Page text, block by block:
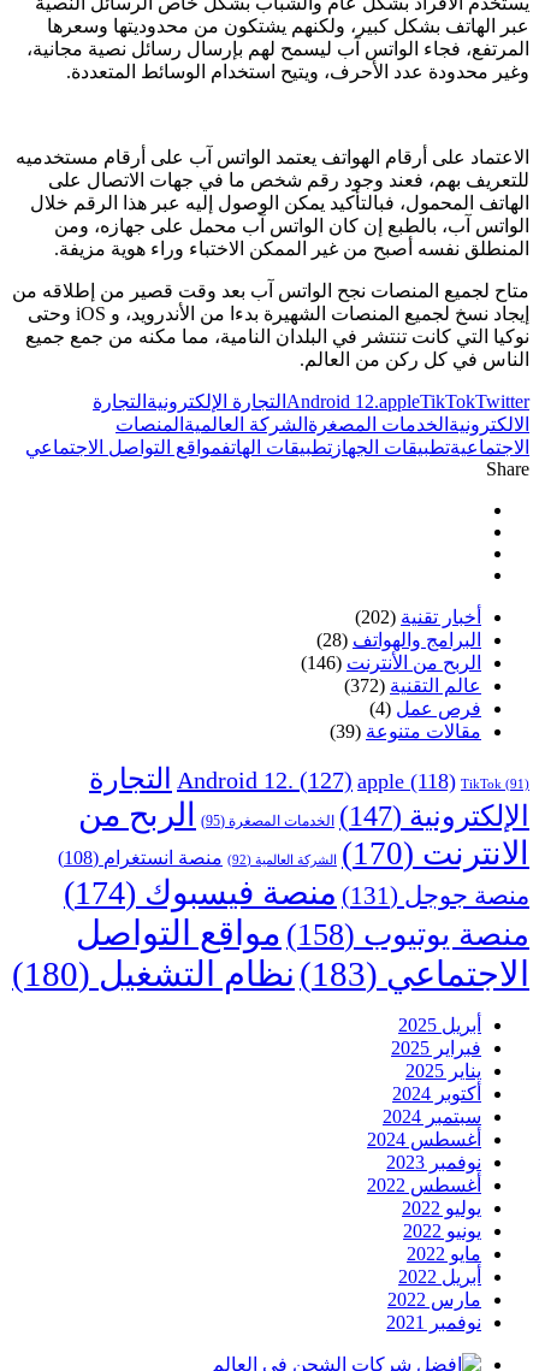
عبر الهاتف بشكل كبير، ولكنهم يشتكون من محدوديتها وسعرها
المرتفع، فجاء الواتس آب ليسمح لهم بإرسال رسائل نصية مجانية،
وغير محدودة عدد الأحرف، ويتيح استخدام الوسائط المتعددة.
الاعتماد على أرقام الهواتف يعتمد الواتس آب على أرقام مستخدميه
للتعريف بهم، فعند وجود رقم شخص ما في جهات الاتصال على
الهاتف المحمول، فبالتأكيد يمكن الوصول إليه عبر هذا الرقم خلال
الواتس آب، بالطبع إن كان الواتس آب محمل على جهازه، ومن
المنطلق نفسه أصبح من غير الممكن الاختباء وراء هوية مزيفة.
متاح لجميع المنصات نجح الواتس آب بعد وقت قصير من إطلاقه من
إيجاد نسخ لجميع المنصات الشهيرة بدءا من الأندرويد، و iOS وحتى
نوكيا التي كانت تنتشر في البلدان النامية، مما مكنه من جمع جميع
الناس في كل ركن من العالم.
Android 12.appleTikTokTwitter التجارة الإلكترونية التجارة
الالكترونية الخدمات المصغرة الشركة العالمية المنصات
الاجتماعيةتطبيقات الجهاز تطبيقات الهاتفمواقع التواصل الاجتماعي
Share
أخبار تقنية (202)
البرامج والهواتف (28)
الربح من الأنترنت (146)
عالم التقنية (372)
فرص عمل (4)
مقالات متنوعة (39)
Android 12. (127) apple (118) TikTok (91)
التجارة
الإلكترونية (147) الخدمات المصغرة (95)
الربح من
الانترنت (170) الشركة العالمية (92) منصة انستغرام (108)
منصة جوجل (131) منصة فيسبوك (174)
منصة يوتيوب (158)
مواقع التواصل
الاجتماعي (183) نظام التشغيل (180)
أبريل 2025
فبراير 2025
يناير 2025
أكتوبر 2024
سبتمبر 2024
أغسطس 2024
نوفمبر 2023
أغسطس 2022
يوليو 2022
يونيو 2022
مايو 2022
أبريل 2022
مارس 2022
نوفمبر 2021